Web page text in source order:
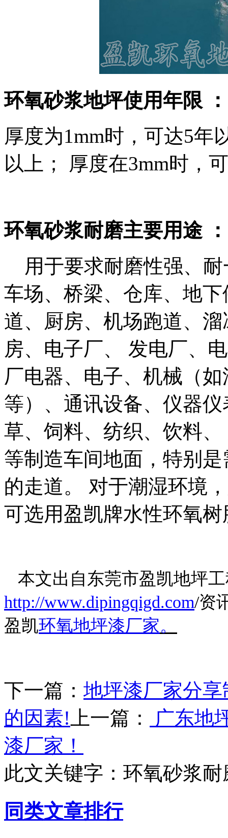
环氧砂浆地坪使用年限
厚度为1mm时，可达5年
以上； 厚度在3mm时，
环氧砂浆耐磨主要用途 ：
用于要求耐磨性强、耐
车场、桥梁、仓库、地
道、厨房、机场跑道、
房、电子厂、 发电厂、
厂电器、电子、机械（
等）、通讯设备、仪器
草、饲料、纺织、饮料
等制造车间地面，特别
的走道。 对于潮湿环境
可选用盈凯牌水性环氧
本文出自东莞市盈凯地坪
http://www.dipingqigd.com/资
盈凯环氧地坪漆厂家。
下一篇： 地坪漆厂家分
的因素! 上一篇：
广东地
漆厂家！
此文关键字： 环氧砂浆
同类文章排行